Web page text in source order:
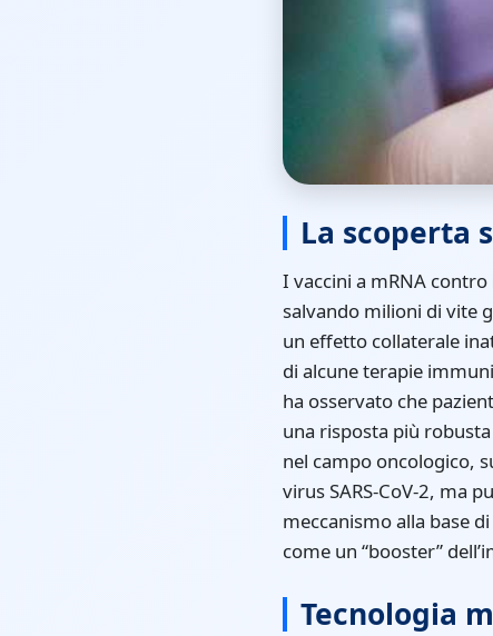
La scoperta
I vaccini a mRNA
salvando milioni di vite
un effetto collaterale
di alcune terapie
ha osservato che
una risposta più
nel campo oncologico,
virus SARS-CoV-2, ma
meccanismo alla base
come un “booster”
Tecnologia